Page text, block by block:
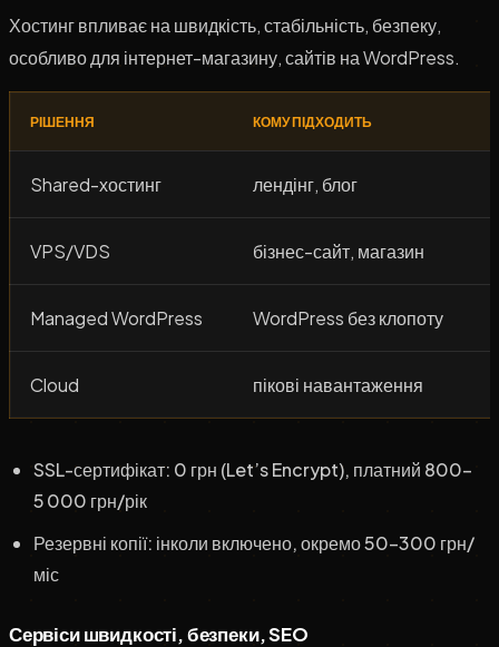
Хостинг впливає на швидкість, стабільність, безпеку,
особливо для інтернет-магазину, сайтів на WordPress.
РІШЕННЯ КОМУ ПІДХОДИТЬ
Shared-хостинг лендінг, блог
VPS/VDS бізнес-сайт, магазин
Managed WordPress WordPress без клопоту
Cloud пікові навантаження
SSL-сертифікат: 0 грн (Let’s Encrypt), платний 800–
5 000 грн/рік
Резервні копії: інколи включено, окремо 50–300 грн/
міс
Сервіси швидкості, безпеки, SEO